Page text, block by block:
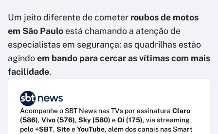
Um jeito diferente de cometer roubos de motos
em São Paulo está chamando a atenção de
especialistas em segurança: as quadrilhas estão
agindoem bando para cercar as vítimas com mais
facilidade.
Acompanhe o SBT News nas TVs por assinatura Claro
(586), Vivo (576), Sky (580) eOi (175), via streaming
pelo+SBT, SiteeYouTube, além dos canais nas Smart